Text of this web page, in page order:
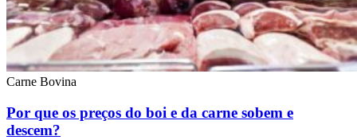
Carne Bovina
Por que os preços do boi e da carne sobem e
descem?